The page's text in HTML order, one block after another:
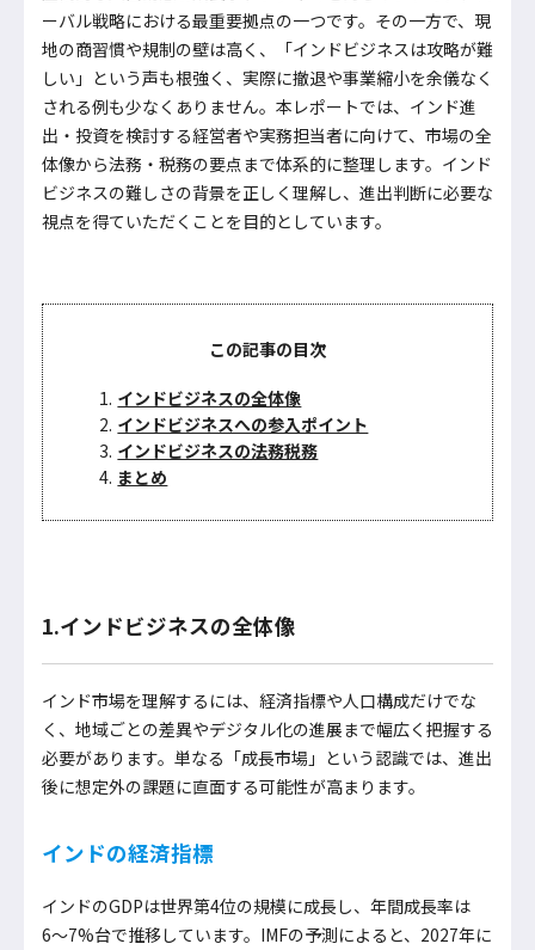
ーバル戦略における最重要拠点の一つです。その一方で、現
地の商習慣や規制の壁は高く、「インドビジネスは攻略が難
しい」という声も根強く、実際に撤退や事業縮小を余儀なく
される例も少なくありません。本レポートでは、インド進
出・投資を検討する経営者や実務担当者に向けて、市場の全
体像から法務・税務の要点まで体系的に整理します。インド
ビジネスの難しさの背景を正しく理解し、進出判断に必要な
視点を得ていただくことを目的としています。
この記事の目次
インドビジネスの全体像
インドビジネスへの参入ポイント
インドビジネスの法務税務
まとめ
1.インドビジネスの全体像
インド市場を理解するには、経済指標や人口構成だけでな
く、地域ごとの差異やデジタル化の進展まで幅広く把握する
必要があります。単なる「成長市場」という認識では、進出
後に想定外の課題に直面する可能性が高まります。
インドの経済指標
インドのGDPは世界第4位の規模に成長し、年間成長率は
6〜7%台で推移しています。IMFの予測によると、2027年に